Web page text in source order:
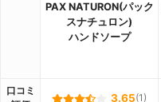
PAX NATURON(パック
スナチュロン)
ハンドソープ
口コミ
3.65(1)